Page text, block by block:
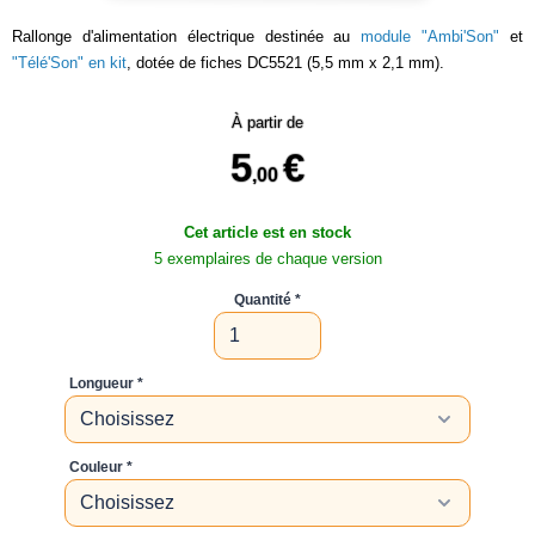
Rallonge d'alimentation électrique destinée aumodule "Ambi'Son" et
"Télé'Son" en kit , dotée de fiches DC5521 (5,5 mm x 2,1 mm).
À partir de
5,00 €
Cet article est en stock
5 exemplaires de chaque version
Quantité
Longueur
Couleur